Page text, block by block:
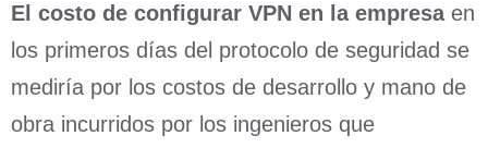
El costo de configurar VPN en la empresaen
los primeros días del protocolo de seguridad se
mediría por los costos de desarrollo y mano de
obra incurridos por los ingenieros que